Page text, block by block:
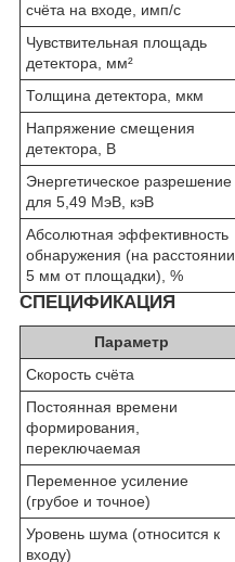
счёта на входе, имп/с
Чувствительная площадь
детектора, мм²
Толщина детектора, мкм
Напряжение смещения
детектора, В
Энергетическое разрешение
для 5,49 МэВ, кэВ
Абсолютная эффективность
обнаружения (на расстоянии
5 мм от площадки), %
СПЕЦИФИКАЦИЯ
Параметр
Скорость счёта
Постоянная времени
формирования,
переключаемая
Переменное усиление
(грубое и точное)
Уровень шума (относится к
входу)